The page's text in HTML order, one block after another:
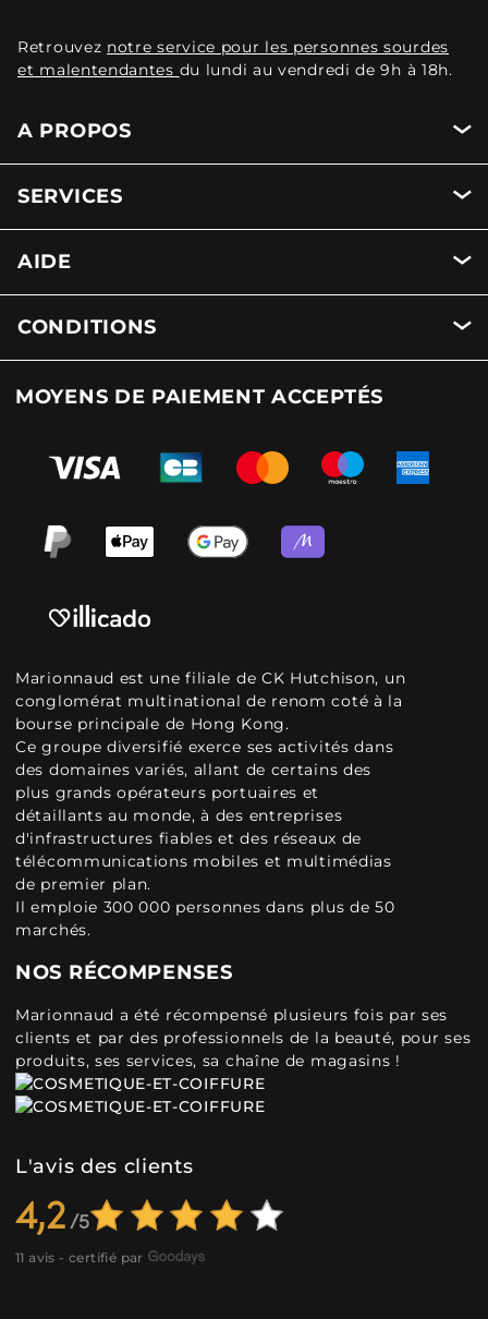
Retrouvez notre service pour les personnes sourdes
et malentendantes du lundi au vendredi de 9h à 18h.
A PROPOS
SERVICES
AIDE
CONDITIONS
MOYENS DE PAIEMENT ACCEPTÉS
Marionnaud est une filiale de CK Hutchison, un
conglomérat multinational de renom coté à la
bourse principale de Hong Kong.
Ce groupe diversifié exerce ses activités dans
des domaines variés, allant de certains des
plus grands opérateurs portuaires et
détaillants au monde, à des entreprises
d'infrastructures fiables et des réseaux de
télécommunications mobiles et multimédias
de premier plan.
Il emploie 300 000 personnes dans plus de 50
marchés.
NOS RÉCOMPENSES
Marionnaud a été récompensé plusieurs fois par ses
clients et par des professionnels de la beauté, pour ses
produits, ses services, sa chaîne de magasins !
L'avis des clients
4,2
11 avis - certifié par